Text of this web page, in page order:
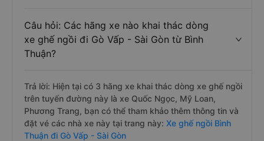
Câu hỏi: Các hãng xe nào khai thác dòng
xe ghế ngồi đi Gò Vấp - Sài Gòn từ Bình
Thuận?
Trả lời: Hiện tại có 3 hãng xe khai thác dòng xe ghế ngồi
trên tuyến đường này là xe Quốc Ngọc, Mỹ Loan,
Phương Trang, bạn có thể tham khảo thêm thông tin và
đặt vé các nhà xe này tại trang này: Xe ghế ngồi Bình
Thuận đi Gò Vấp - Sài Gòn